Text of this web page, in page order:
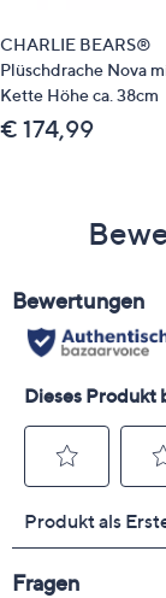
CHARLIE BEARS®
Plüschdrache Nova
Kette Höhe ca. 38cm
€ 174,99